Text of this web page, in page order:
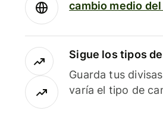
cambio medio
Sigue los tipos
Guarda tus
varía el tipo de